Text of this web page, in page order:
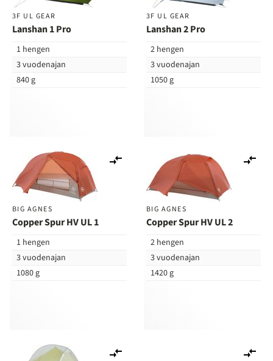
3F UL GEAR
Lanshan 1 Pro
1 hengen
3 vuodenajan
840 g
3F UL GEAR
Lanshan 2 Pro
2 hengen
3 vuodenajan
1050 g
BIG AGNES
Copper Spur HV UL 1
1 hengen
3 vuodenajan
1080 g
vertailuun
BIG AGNES
Copper Spur HV UL 2
2 hengen
3 vuodenajan
1420 g